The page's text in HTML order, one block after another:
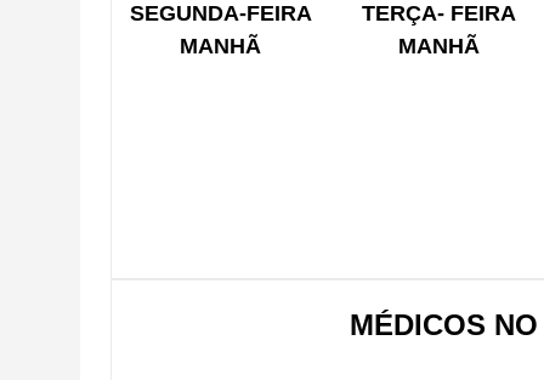
SEGUNDA-FEIRA
MANHÃ
TERÇA- FEIRA
MANHÃ
MÉDICOS